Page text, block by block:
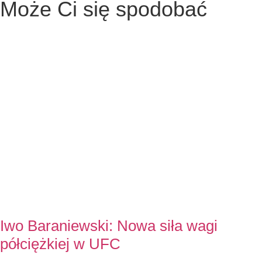
Może Ci się spodobać
Iwo Baraniewski: Nowa siła wagi
półciężkiej w UFC